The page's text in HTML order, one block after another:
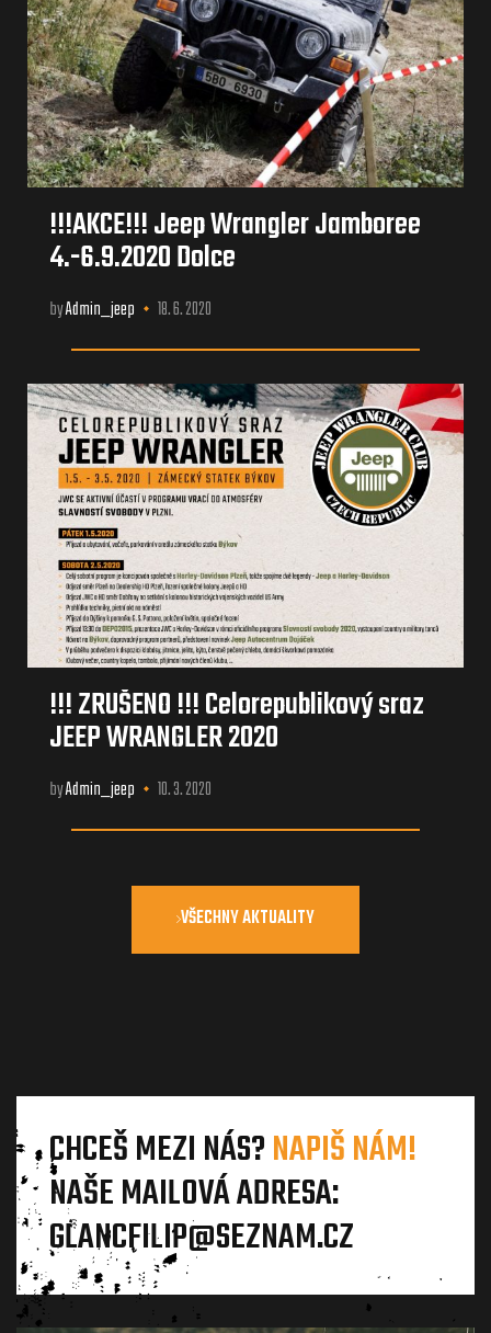
!!!AKCE!!! Jeep Wrangler Jamboree
4.-6.9.2020 Dolce
byAdmin_jeep 18. 6. 2020
!!! ZRUŠENO !!! Celorepublikový sraz
JEEP WRANGLER 2020
byAdmin_jeep 10. 3. 2020
VŠECHNY AKTUALITY
CHCEŠ MEZI NÁS?NAPIŠ NÁM!
NAŠE MAILOVÁ ADRESA:
GLANCFILIP@SEZNAM.CZ